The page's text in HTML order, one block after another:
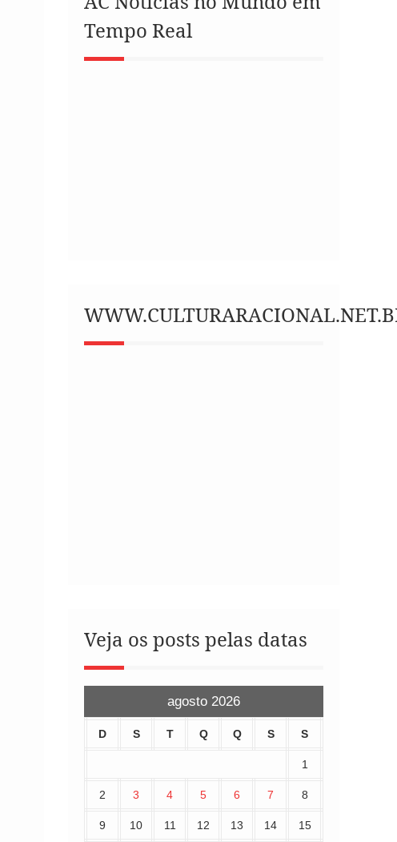
Tempo Real
Veja os posts pelas datas
agosto 2026
D S T Q Q S S
1
2 3 4 5 6 7 8
9 10 11 12 13 14 15